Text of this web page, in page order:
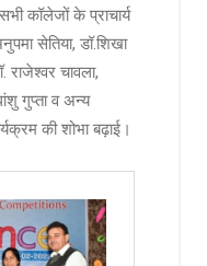
कॉलेजों के प्राचार्य
सेतिया, डॉ.शिखा
चावला,
गुप्ता व अन्य
की शोभा बढ़ाई।